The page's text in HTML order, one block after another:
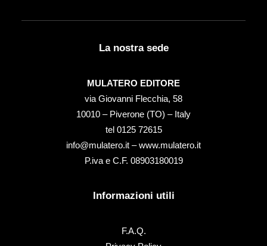
La nostra sede
MULATERO EDITORE
via Giovanni Flecchia, 58
10010 – Piverone (TO) – Italy
tel ‭0125 72615‬
info@mulatero.it –www.mulatero.it
P.iva e C.F. 08903180019
Informazioni utili
F.A.Q.